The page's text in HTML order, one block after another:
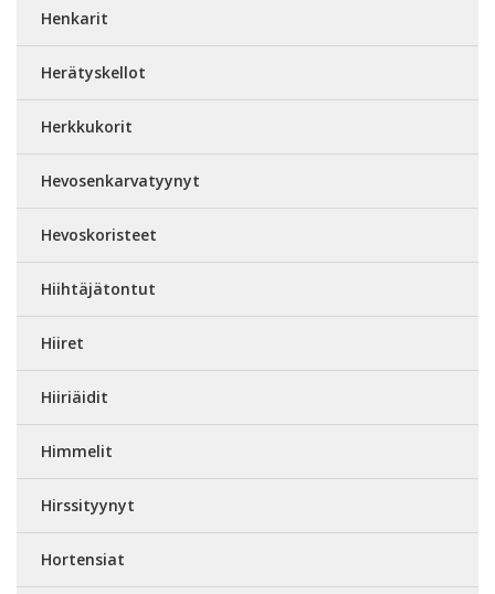
Henkarit
Herätyskellot
Herkkukorit
Hevosenkarvatyynyt
Hevoskoristeet
Hiihtäjätontut
Hiiret
Hiiriäidit
Himmelit
Hirssityynyt
Hortensiat